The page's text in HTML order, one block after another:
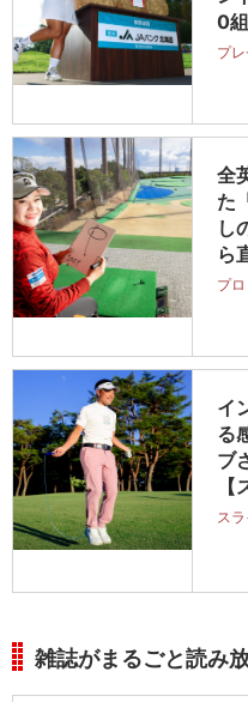
0
プレ
全
た
し
ら
プ
イ
る
ブ
ス
雑誌がまるごと読み